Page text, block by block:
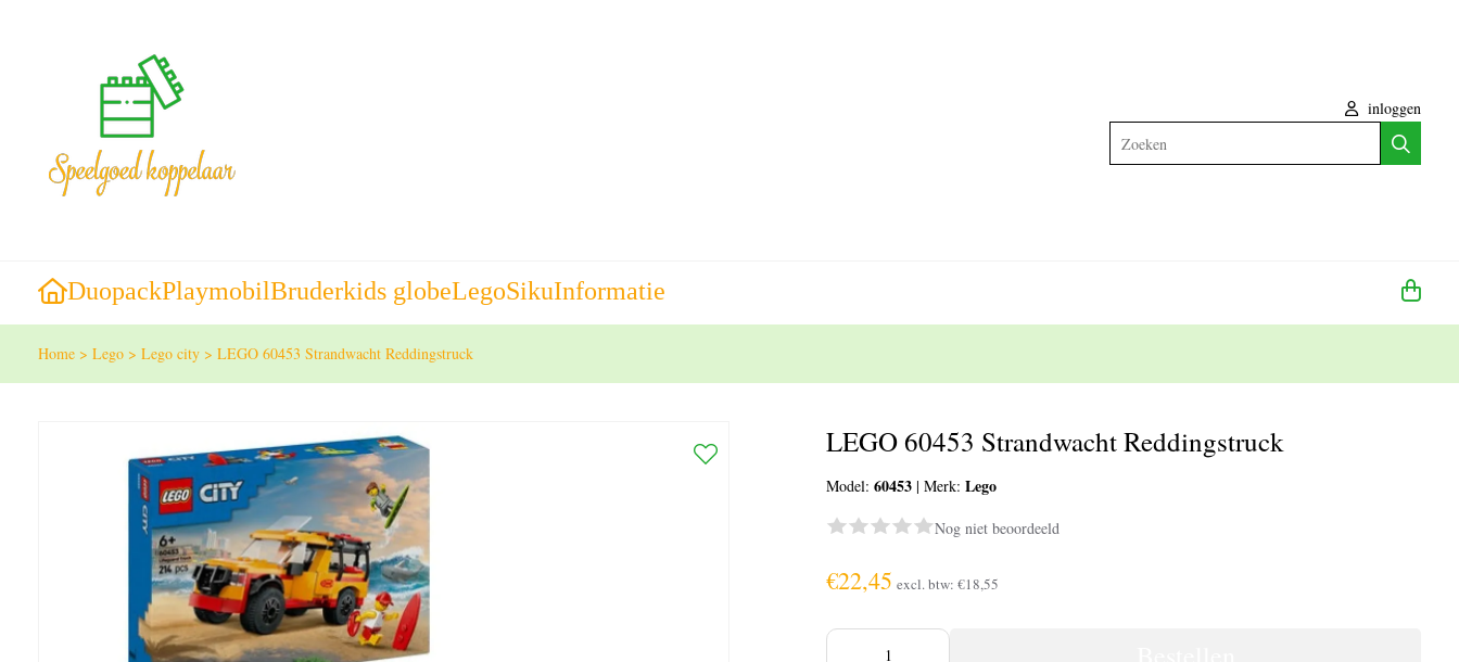
inloggen
DuopackPlaymobilBruderkids globeLegoSikuInformatie
Home > Lego > Lego city > LEGO 60453 Strandwacht Reddingstruck
LEGO 60453 Strandwacht Reddingstruck
Model:60453 |Merk:Lego
Nog niet beoordeeld
€22,45 excl. btw:€18,55